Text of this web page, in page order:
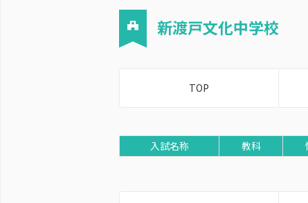
新渡戸文化中学校
TOP
入試名称 教科